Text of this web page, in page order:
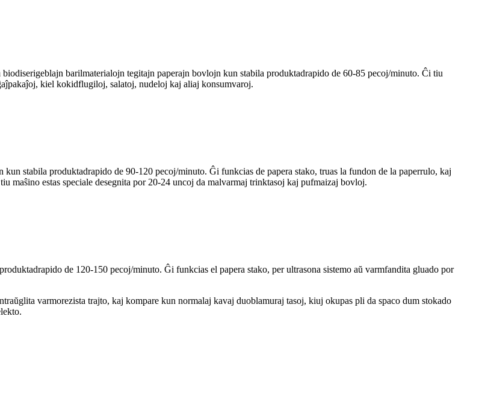
barilmaterialojn tegitajn paperajn bovlojn kun stabila produktadrapido de 60-85 pecoj/minuto. Ĉi tiu
kiel kokidflugiloj, salatoj, nudeloj kaj aliaj konsumvaroj.
stabila produktadrapido de 90-120 pecoj/minuto. Ĝi funkcias de papera stako, truas la fundon de la paperrulo, kaj
maŝino estas speciale desegnita por 20-24 uncoj da malvarmaj trinktasoj kaj pufmaizaj bovloj.
de 120-150 pecoj/minuto. Ĝi funkcias el papera stako, per ultrasona sistemo aŭ varmfandita gluado por
varmorezista trajto, kaj kompare kun normalaj kavaj duoblamuraj tasoj, kiuj okupas pli da spaco dum stokado